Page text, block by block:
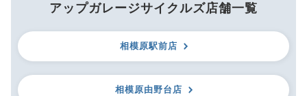
アップガレージサイクルズ店舗一覧
相模原駅前店
相模原由野台店